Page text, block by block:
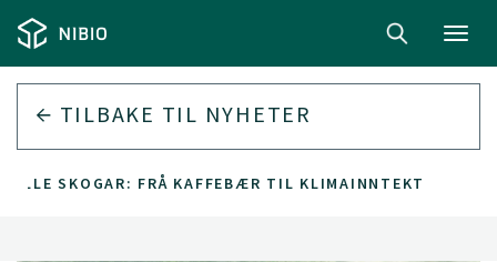
TILBAKE TIL NYHETER
SKOGAR: FRÅ KAFFEBÆR TIL KLIMAINNTEKT